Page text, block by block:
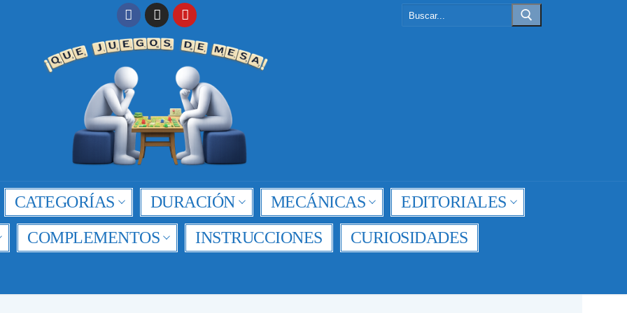
CATEGORÍAS DURACIÓN MECÁNICAS
EDITORIALES
COMPLEMENTOS INSTRUCCIONES
CURIOSIDADES